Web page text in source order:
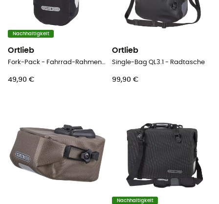
Nachhaltigkeit
Ortlieb
Fork-Pack - Fahrrad-Rahmentasche
49,90 €
Ortlieb
Single-Bag QL3.1 - Radtasche
99,90 €
Nachhaltigkeit